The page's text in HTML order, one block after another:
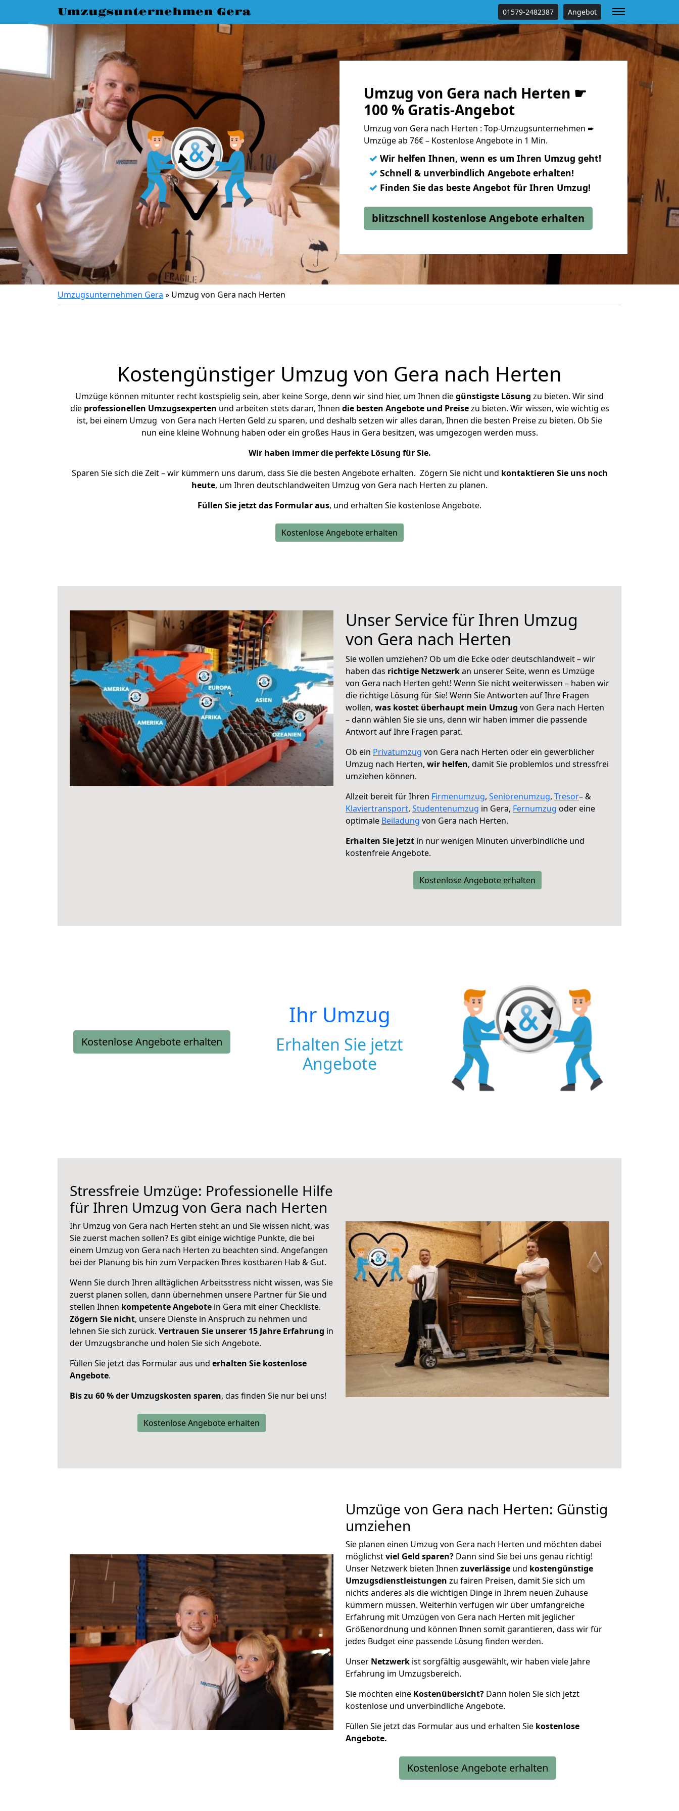
Umzugsunternehmen Gera 01579-2482387 Angebot
Umzug von Gera nach Herten ☛
100 % Gratis-Angebot
Umzug von Gera nach Herten : Top-Umzugsunternehmen ➨
Umzüge ab 76€ – Kostenlose Angebote in 1 Min.
✓ Wir helfen Ihnen, wenn es um Ihren Umzug geht!
✓ Schnell & unverbindlich Angebote erhalten!
✓ Finden Sie das beste Angebot für Ihren Umzug!
blitzschnell kostenlose Angebote erhalten
Umzugsunternehmen Gera » Umzug von Gera nach Herten
Kostengünstiger Umzug von Gera nach Herten
Umzüge können mitunter recht kostspielig sein, aber keine Sorge, denn wir sind hier, um Ihnen diegünstigste Lösung zu bieten. Wir sind
die professionellen Umzugsexperten und arbeiten stets daran, Ihnen die besten Angebote und Preisezu bieten. Wir wissen, wie wichtig es
ist, bei einem Umzug von Gera nach Herten Geld zu sparen, und deshalb setzen wir alles daran, Ihnen die besten Preise zu bieten. Ob Sie
nun eine kleine Wohnung haben oder ein großes Haus in Gera besitzen, was umgezogen werden muss.
Wir haben immer die perfekte Lösung für Sie.
Sparen Sie sich die Zeit – wir kümmern uns darum, dass Sie die besten Angebote erhalten. Zögern Sie nicht und kontaktieren Sie uns noch
heute, um Ihren deutschlandweiten Umzug von Gera nach Herten zu planen.
Füllen Sie jetzt das Formular aus, und erhalten Sie kostenlose Angebote.
Kostenlose Angebote erhalten
Unser Service für Ihren Umzug
von Gera nach Herten
Sie wollen umziehen? Ob um die Ecke oder deutschlandweit – wir
haben das richtige Netzwerkan unserer Seite, wenn es Umzüge
von Gera nach Herten geht! Wenn Sie nicht weiterwissen – haben wir
die richtige Lösung für Sie! Wenn Sie Antworten auf Ihre Fragen
wollen, was kostet überhaupt mein Umzug von Gera nach Herten
– dann wählen Sie sie uns, denn wir haben immer die passende
Antwort auf Ihre Fragen parat.
Ob ein Privatumzug von Gera nach Herten oder ein gewerblicher
Umzug nach Herten, wir helfen, damit Sie problemlos und stressfrei
umziehen können.
Allzeit bereit für Ihren Firmenumzug, Seniorenumzug, Tresor– &
Klaviertransport, Studentenumzug in Gera, Fernumzug oder eine
optimale Beiladung von Gera nach Herten.
Erhalten Sie jetzt in nur wenigen Minuten unverbindliche und
kostenfreie Angebote.
Kostenlose Angebote erhalten
Kostenlose Angebote erhalten
Ihr Umzug
Erhalten Sie jetzt
Angebote
Stressfreie Umzüge: Professionelle Hilfe
für Ihren Umzug von Gera nach Herten
Ihr Umzug von Gera nach Herten steht an und Sie wissen nicht, was
Sie zuerst machen sollen? Es gibt einige wichtige Punkte, die bei
einem Umzug von Gera nach Herten zu beachten sind. Angefangen
bei der Planung bis hin zum Verpacken Ihres kostbaren Hab & Gut.
Wenn Sie durch Ihren alltäglichen Arbeitsstress nicht wissen, was Sie
zuerst planen sollen, dann übernehmen unsere Partner für Sie und
stellen Ihnen kompetente Angebote in Gera mit einer Checkliste.
Zögern Sie nicht, unsere Dienste in Anspruch zu nehmen und
lehnen Sie sich zurück. Vertrauen Sie unserer 15 Jahre Erfahrung in
der Umzugsbranche und holen Sie sich Angebote.
Füllen Sie jetzt das Formular aus und erhalten Sie kostenlose
Angebote.
Bis zu 60 % der Umzugskosten sparen, das finden Sie nur bei uns!
Kostenlose Angebote erhalten
Umzüge von Gera nach Herten: Günstig
umziehen
Sie planen einen Umzug von Gera nach Herten und möchten dabei
möglichstviel Geld sparen? Dann sind Sie bei uns genau richtig!
Unser Netzwerk bieten Ihnen zuverlässige und kostengünstige
Umzugsdienstleistungen zu fairen Preisen, damit Sie sich um
nichts anderes als die wichtigen Dinge in Ihrem neuen Zuhause
kümmern müssen. Weiterhin verfügen wir über umfangreiche
Erfahrung mit Umzügen von Gera nach Herten mit jeglicher
Größenordnung und können Ihnen somit garantieren, dass wir für
jedes Budget eine passende Lösung finden werden.
Unser Netzwerk ist sorgfältig ausgewählt, wir haben viele Jahre
Erfahrung im Umzugsbereich.
Sie möchten eine Kostenübersicht? Dann holen Sie sich jetzt
kostenlose und unverbindliche Angebote.
Füllen Sie jetzt das Formular aus und erhalten Sie kostenlose
Angebote.
Kostenlose Angebote erhalten